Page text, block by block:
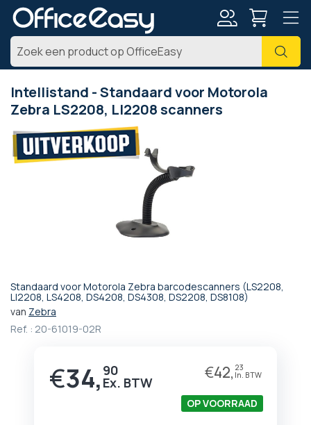
Zoek
Intellistand - Standaard voor Motorola
Zebra LS2208, LI2208 scanners
Standaard voor Motorola Zebra barcodescanners (LS2208,
LI2208, LS4208, DS4208, DS4308, DS2208, DS8108)
van Zebra
Ref. : 20-61019-02R
€34, 90 €42, 23
OP VOORRAAD
naar
het
einde
Ga
naar
begin
afbeeldingen-